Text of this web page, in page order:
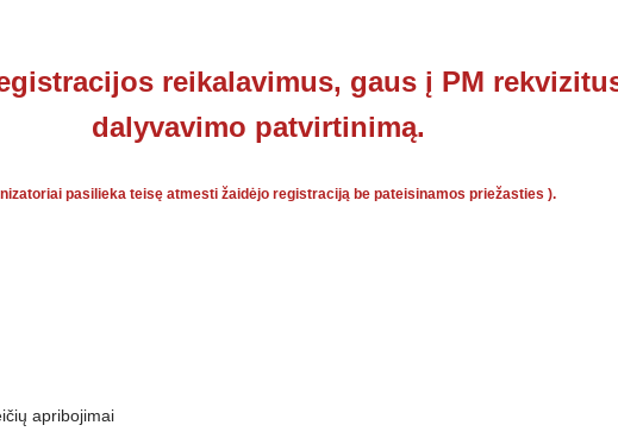
reikalavimus, gaus į PM
dalyvavimo patvirtinimą.
pasilieka teisę atmesti žaidėjo registraciją be pateisinamos priežasties ).
apribojimai